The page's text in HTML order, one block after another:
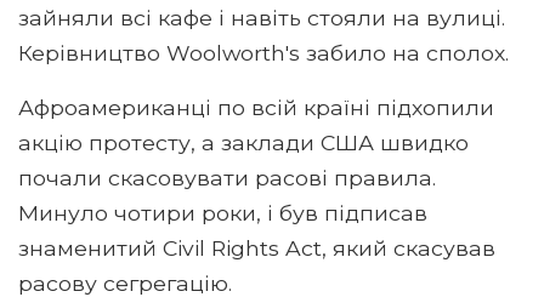
зайняли всі кафе і навіть стояли на вулиці.
Керівництво Woolworth's забило на сполох.
Афроамериканці по всій країні підхопили
акцію протесту, а заклади США швидко
почали скасовувати расові правила.
Минуло чотири роки, і був підписав
знаменитий Civil Rights Act, який скасував
расову сегрегацію.